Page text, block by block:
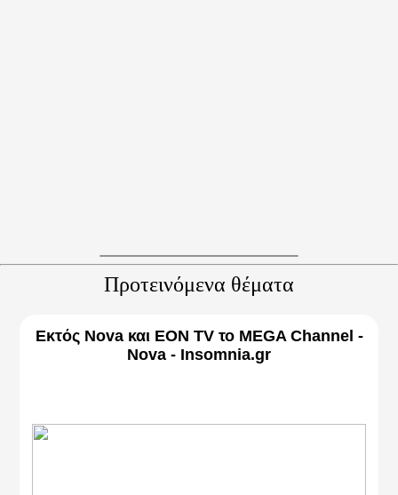
Προτεινόμενα θέματα
Εκτός Nova και EON TV το MEGA Channel -
Nova - Insomnia.gr